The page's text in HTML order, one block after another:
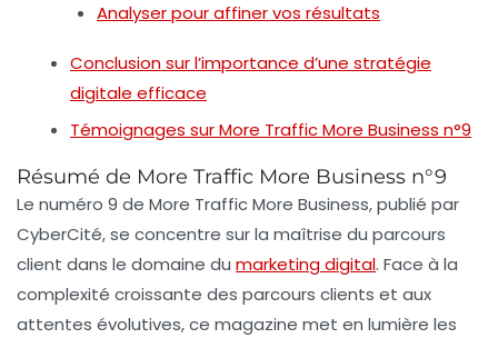
Analyser pour affiner vos résultats
Conclusion sur l’importance d’une stratégie
digitale efficace
Témoignages sur More Traffic More Business n°9
Résumé de More Traffic More Business n°9
Le numéro 9 de More Traffic More Business, publié par
CyberCité, se concentre sur la maîtrise du parcours
client dans le domaine du marketing digital. Face à la
complexité croissante des parcours clients et aux
attentes évolutives, ce magazine met en lumière les